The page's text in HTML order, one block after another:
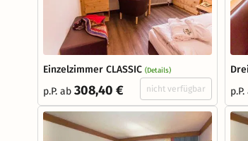
Einzelzimmer CLASSIC (Details)
p.P. ab 308,40 € nicht verfügbar